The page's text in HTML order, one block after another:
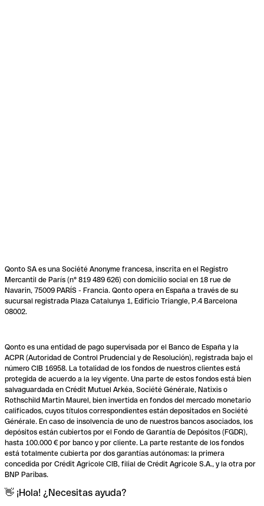
Qonto SA es una Société Anonyme francesa, inscrita en el Registro
Mercantil de París (n° 819 489 626) con domicilio social en 18 rue de
Navarin, 75009 PARÍS - Francia. Qonto opera en España a través de su
sucursal registrada Plaza Catalunya 1, Edificio Triangle, P.4 Barcelona
08002.
Qonto es una entidad de pago supervisada por el Banco de España y la
ACPR (Autoridad de Control Prudencial y de Resolución), registrada bajo el
número CIB 16958. La totalidad de los fondos de nuestros clientes está
protegida de acuerdo a la ley vigente. Una parte de estos fondos está bien
salvaguardada en Crédit Mutuel Arkéa, Société Générale, Natixis o
Rothschild Martin Maurel, bien invertida en fondos del mercado monetario
calificados, cuyos títulos correspondientes están depositados en Société
Générale. En caso de insolvencia de uno de nuestros bancos asociados, los
depósitos están cubiertos por el Fondo de Garantía de Depósitos (FGDR),
hasta 100.000 € por banco y por cliente. La parte restante de los fondos
está totalmente cubierta por dos garantías autónomas: la primera
concedida por Crédit Agricole CIB, filial de Crédit Agricole S.A., y la otra por
BNP Paribas.
👋 ¡Hola! ¿Necesitas ayuda?